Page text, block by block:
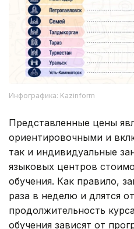
Инфографика: Kazinform
Представленные цены
ориентировочными и
так и индивидуальные
языковых центров
обучения. Как правило,
раза в неделю и длятся
продолжительность
обучения зависят от